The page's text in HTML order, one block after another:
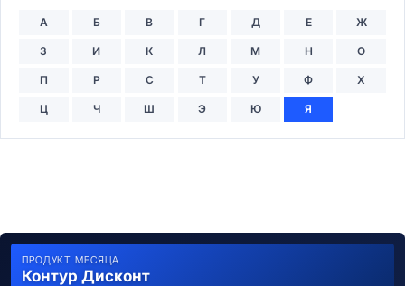
А Б В Г Д Е Ж
З И К Л М Н О
П Р С Т У Ф Х
Ц Ч Ш Э Ю Я
ПРОДУКТ МЕСЯЦА
Контур Дисконт